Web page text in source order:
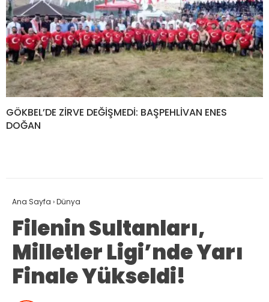
GÖKBEL’DE ZİRVE DEĞİŞMEDİ: BAŞPEHLİVAN ENES
DOĞAN
Ana Sayfa ›Dünya
Filenin Sultanları,
Milletler Ligi’nde Yarı
Finale Yükseldi!